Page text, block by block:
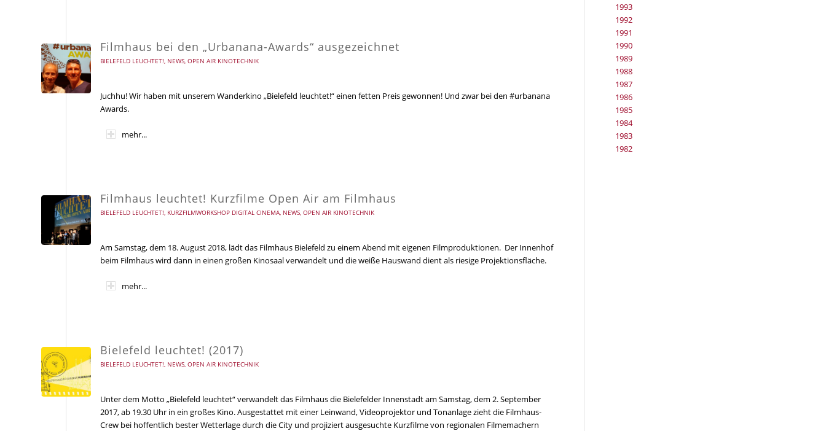
Filmhaus bei den „Urbanana-Awards“ ausgezeichnet
BIELEFELD LEUCHTET! NEWS OPEN AIR KINOTECHNIK
Juchhu! Wir haben mit unserem Wanderkino „Bielefeld leuchtet!“ einen fetten Preis gewonnen! Und zwar bei den #urbanana
Awards.
mehr...
Filmhaus leuchtet! Kurzfilme Open Air am Filmhaus
BIELEFELD LEUCHTET! KURZFILMWORKSHOP DIGITAL CINEMA NEWS OPEN AIR KINOTECHNIK
Am Samstag, dem 18. August 2018, lädt das Filmhaus Bielefeld zu einem Abend mit eigenen Filmproduktionen. Der Innenhof
beim Filmhaus wird dann in einen großen Kinosaal verwandelt und die weiße Hauswand dient als riesige Projektionsfläche.
mehr...
Bielefeld leuchtet! (2017)
BIELEFELD LEUCHTET! NEWS OPEN AIR KINOTECHNIK
Unter dem Motto „Bielefeld leuchtet“ verwandelt das Filmhaus die Bielefelder Innenstadt am Samstag, dem 2. September
2017, ab 19.30 Uhr in ein großes Kino. Ausgestattet mit einer Leinwand, Videoprojektor und Tonanlage zieht die Filmhaus-
Crew bei hoffentlich bester Wetterlage durch die City und projiziert ausgesuchte Kurzfilme von regionalen Filmemachern
1993
1992
1991
1990
1989
1988
1987
1986
1985
1984
1983
1982